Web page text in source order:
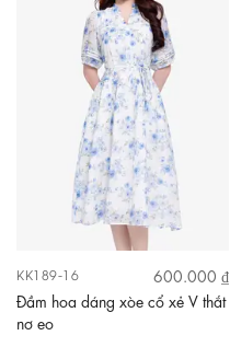
KK189-16
600.000 ₫
Đầm hoa dáng xòe cổ xẻ V thắt
nơ eo